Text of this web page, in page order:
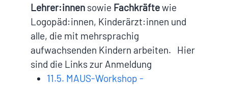
Lehrer:innen sowie Fachkräftewie
Logopäd:innen, Kinderärzt:innen und
alle, die mit mehrsprachig
aufwachsenden Kindern arbeiten. Hier
sind die Links zur Anmeldung
11.5. MAUS-Workshop -